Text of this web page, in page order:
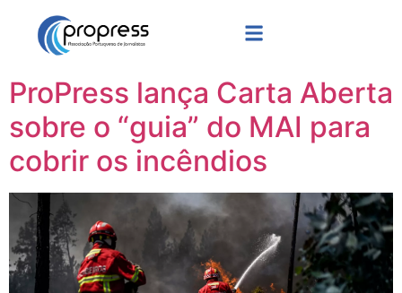
ProPress lança Carta Aberta
sobre o “guia” do MAI para
cobrir os incêndios